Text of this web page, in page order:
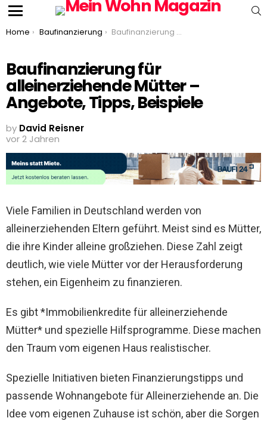
You are here:
Home Baufinanzierung Baufinanzierung für alleinerziehende Mütter – Angebote, Tipps, Beispiele
Baufinanzierung für
alleinerziehende Mütter –
Angebote, Tipps, Beispiele
by David Reisner
vor 2 Jahren
Viele Familien in Deutschland werden von
alleinerziehenden Eltern geführt. Meist sind es Mütter,
die ihre Kinder alleine großziehen. Diese Zahl zeigt
deutlich, wie viele Mütter vor der Herausforderung
stehen, ein Eigenheim zu finanzieren.
Es gibt *Immobilienkredite für alleinerziehende
Mütter* und spezielle Hilfsprogramme. Diese machen
den Traum vom eigenen Haus realistischer.
Spezielle Initiativen bieten Finanzierungstipps und
passende Wohnangebote für Alleinerziehende an. Die
Idee vom eigenen Zuhause ist schön, aber die Sorgen